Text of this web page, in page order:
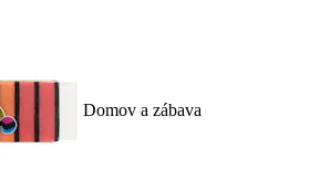
Domov a zábava